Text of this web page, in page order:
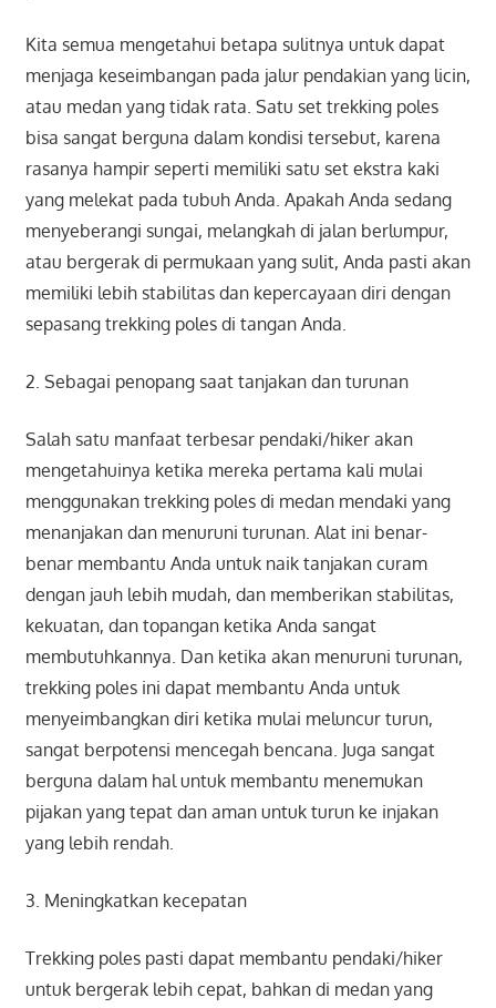
Kita semua mengetahui betapa sulitnya untuk dapat
menjaga keseimbangan pada jalur pendakian yang licin,
atau medan yang tidak rata. Satu set trekking poles
bisa sangat berguna dalam kondisi tersebut, karena
rasanya hampir seperti memiliki satu set ekstra kaki
yang melekat pada tubuh Anda. Apakah Anda sedang
menyeberangi sungai, melangkah di jalan berlumpur,
atau bergerak di permukaan yang sulit, Anda pasti akan
memiliki lebih stabilitas dan kepercayaan diri dengan
sepasang trekking poles di tangan Anda.
2. Sebagai penopang saat tanjakan dan turunan
Salah satu manfaat terbesar pendaki/hiker akan
mengetahuinya ketika mereka pertama kali mulai
menggunakan trekking poles di medan mendaki yang
menanjakan dan menuruni turunan. Alat ini benar-
benar membantu Anda untuk naik tanjakan curam
dengan jauh lebih mudah, dan memberikan stabilitas,
kekuatan, dan topangan ketika Anda sangat
membutuhkannya. Dan ketika akan menuruni turunan,
trekking poles ini dapat membantu Anda untuk
menyeimbangkan diri ketika mulai meluncur turun,
sangat berpotensi mencegah bencana. Juga sangat
berguna dalam hal untuk membantu menemukan
pijakan yang tepat dan aman untuk turun ke injakan
yang lebih rendah.
3. Meningkatkan kecepatan
Trekking poles pasti dapat membantu pendaki/hiker
untuk bergerak lebih cepat, bahkan di medan yang